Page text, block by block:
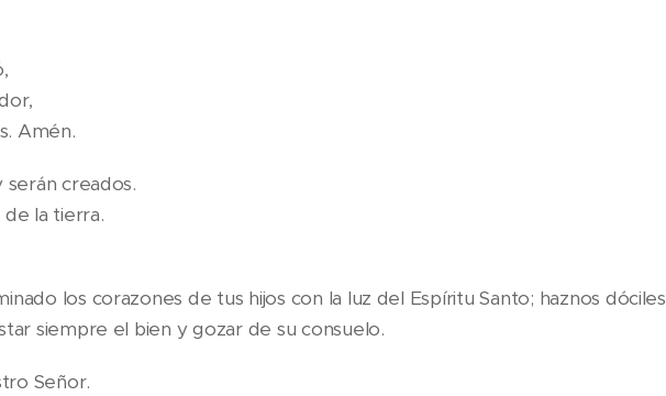
Amén.
serán creados.
de la tierra.
los corazones de tus hijos con la luz del Espíritu Santo; haznos dóciles
siempre el bien y gozar de su consuelo.
Señor.